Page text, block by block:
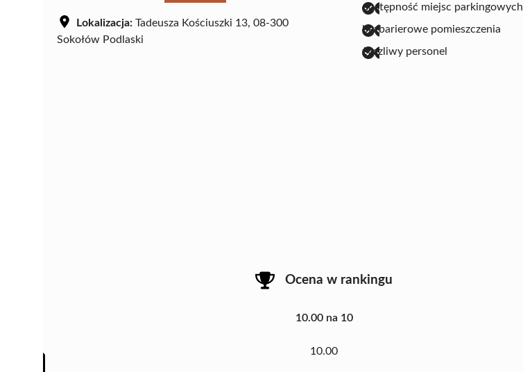
Lokalizacja: Tadeusza Kościuszki 13, 08-300
Sokołów Podlaski
dostępność miejsc parkingowych
bezbarierowe pomieszczenia
życzliwy personel
Ocena w rankingu
10.00 na 10
10.00